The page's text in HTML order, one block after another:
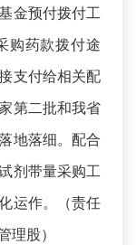
金预付拨付工
购药款拨付途
支付给相关配
第二批和我省
地落细。配合
剂带量采购工
运作。（责任
理股）